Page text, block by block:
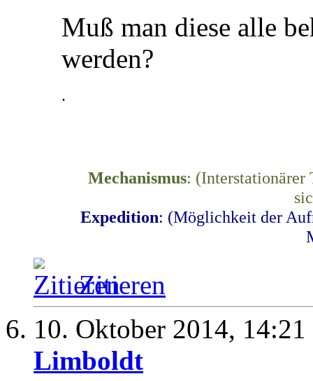
Muß man diese alle
werden?
.
Mechanismus: (Interstationärer
Expedition: (Möglichkeit der
Zitieren
10. Oktober 2014, 14:21
Limboldt